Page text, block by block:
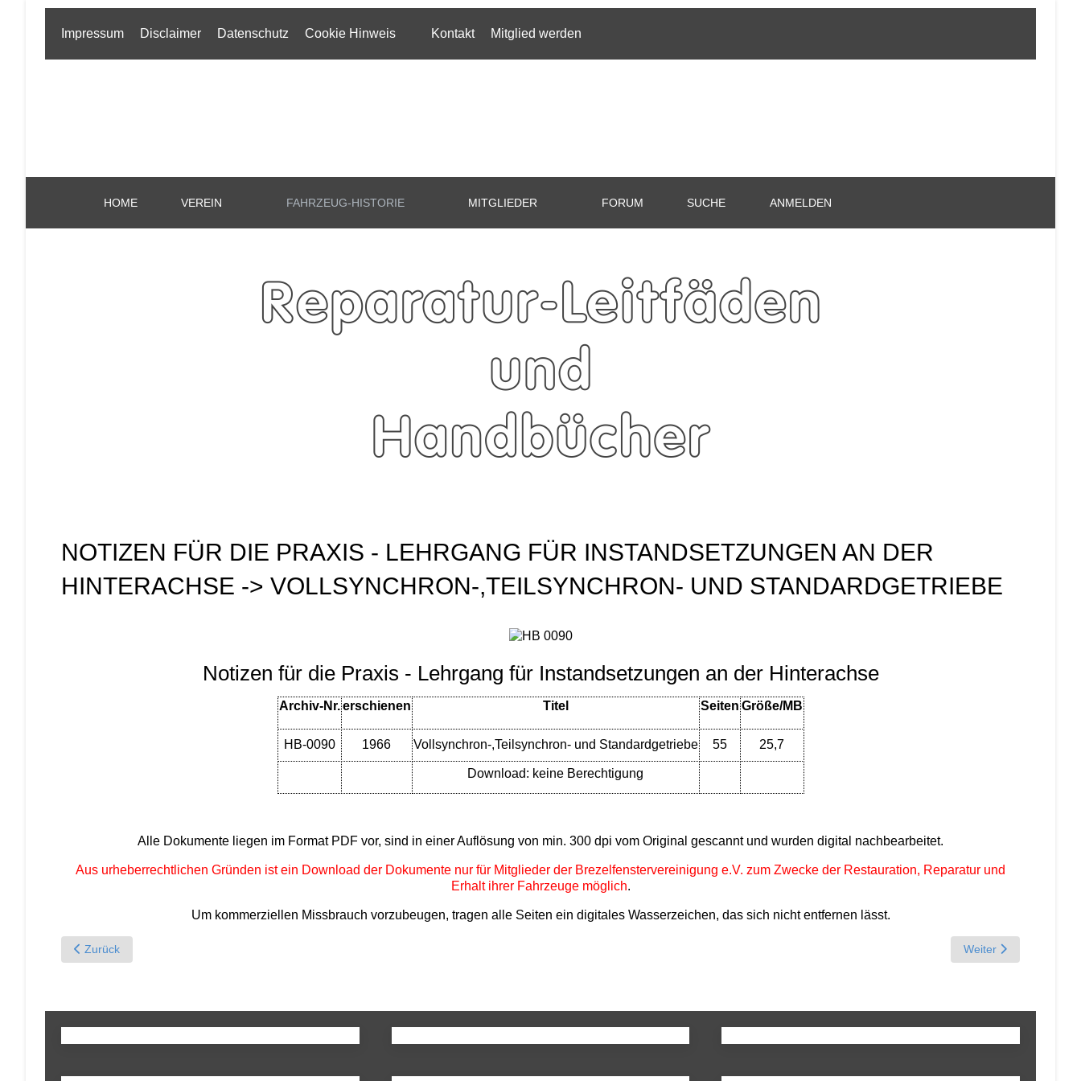
Impressum Disclaimer Datenschutz Cookie Hinweis Kontakt Mitglied werden
HOME VEREIN FAHRZEUG-HISTORIE MITGLIEDER FORUM SUCHE ANMELDEN
NOTIZEN FÜR DIE PRAXIS - LEHRGANG FÜR INSTANDSETZUNGEN AN DER
HINTERACHSE -> VOLLSYNCHRON-,TEILSYNCHRON- UND STANDARDGETRIEBE
Notizen für die Praxis - Lehrgang für Instandsetzungen an der Hinterachse
Archiv-Nr. erschienen Titel Seiten Größe/MB
HB-0090 1966 Vollsynchron-,Teilsynchron- und Standardgetriebe 55 25,7
Download: keine Berechtigung
Alle Dokumente liegen im Format PDF vor, sind in einer Auflösung von min. 300 dpi vom Original gescannt und wurden digital nachbearbeitet.
Aus urheberrechtlichen Gründen ist ein Download der Dokumente nur für Mitglieder der Brezelfenstervereinigung e.V. zum Zwecke der Restauration, Reparatur und
Erhalt ihrer Fahrzeuge möglich.
Um kommerziellen Missbrauch vorzubeugen, tragen alle Seiten ein digitales Wasserzeichen, das sich nicht entfernen lässt.
Previous article: Der Kundendienst-Berater - Ausgabe 1956
Zurück Next article: VW-
Weiter